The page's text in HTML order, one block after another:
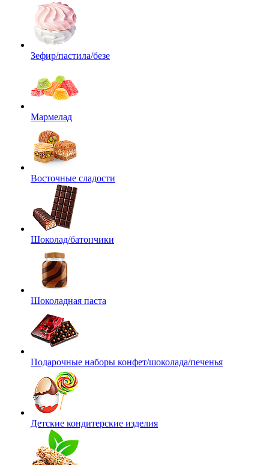
Зефир/пастила/безе
Мармелад
Восточные сладости
Шоколад/батончики
Шоколадная паста
Подарочные наборы конфет/шоколада/печенья
Детские кондитерские изделия